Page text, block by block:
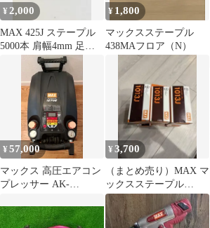
¥ 2,000
MAX 425J ステープル
5000本 肩幅4mm 足長
25mm 4箱
¥ 1,800
マックスステープル
438MAフロア（N）
¥57,000
マックス 高圧エアコン
プレッサー AK-
¥3,700
（まとめ売り）MAX マ
ックスステープル
1013J 9箱セット